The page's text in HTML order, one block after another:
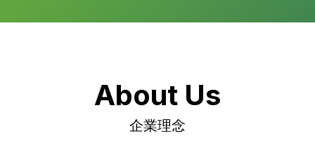
About Us
企業理念